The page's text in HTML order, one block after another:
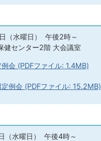
（水曜日） 午後2時～
健センター2階 大会議室
会 (PDFファイル: 1.4MB)
例会 (PDFファイル: 15.2MB)
（水曜日） 午後4時～